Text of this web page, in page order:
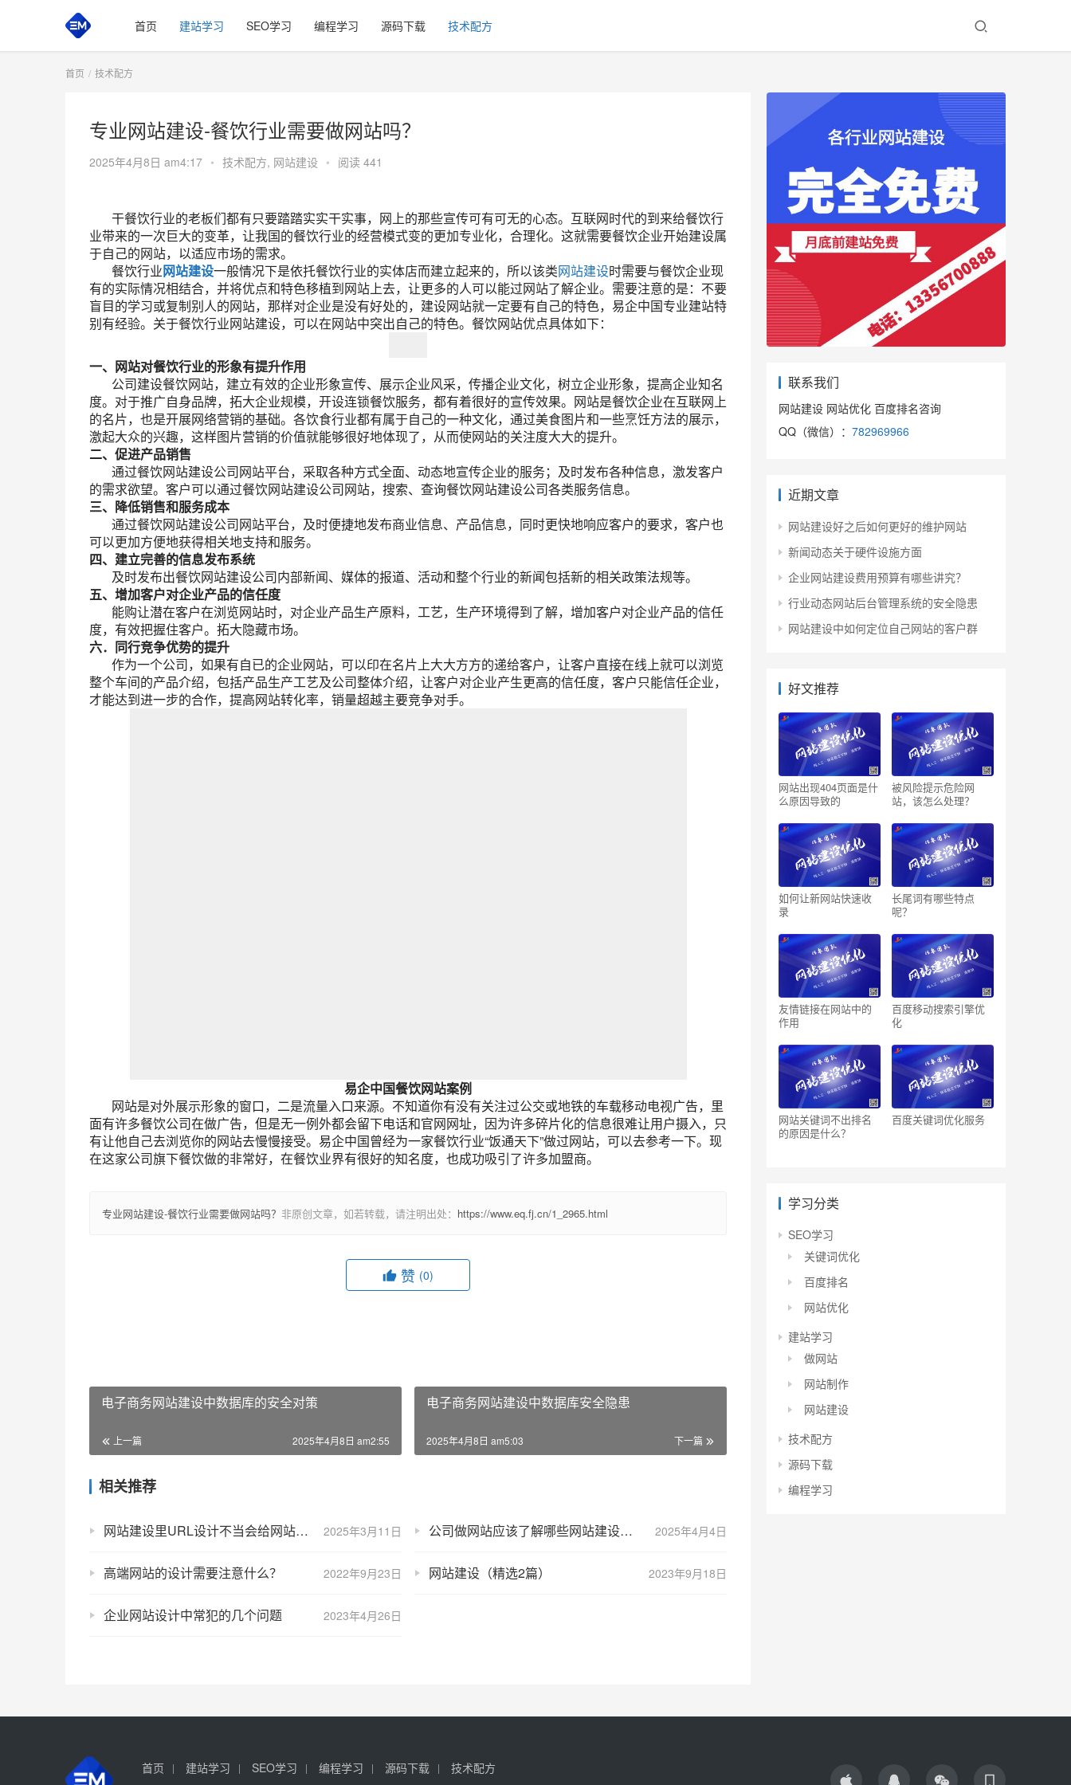
首页 建站学习 SEO学习 编程学习 源码下载 技术配方
首页 技术配方
专业网站建设-餐饮行业需要做网站吗？
2025年4月8日 am4:17 • 技术配方, 网站建设 • 阅读 441
干餐饮行业的老板们都有只要踏踏实实干实事，网上的那些宣传可有可无的心态。互联网时代的到来给餐饮行
业带来的一次巨大的变革，让我国的餐饮行业的经营模式变的更加专业化，合理化。这就需要餐饮企业开始建设属
于自己的网站，以适应市场的需求。
餐饮行业网站建设一般情况下是依托餐饮行业的实体店而建立起来的，所以该类网站建设时需要与餐饮企业现
有的实际情况相结合，并将优点和特色移植到网站上去，让更多的人可以能过网站了解企业。需要注意的是：不要
盲目的学习或复制别人的网站，那样对企业是没有好处的，建设网站就一定要有自己的特色，易企中国专业建站特
别有经验。关于餐饮行业网站建设，可以在网站中突出自己的特色。餐饮网站优点具体如下：
一、网站对餐饮行业的形象有提升作用
公司建设餐饮网站，建立有效的企业形象宣传、展示企业风采，传播企业文化，树立企业形象，提高企业知名
度。对于推广自身品牌，拓大企业规模，开设连锁餐饮服务，都有着很好的宣传效果。网站是餐饮企业在互联网上
的名片，也是开展网络营销的基础。各饮食行业都有属于自己的一种文化，通过美食图片和一些烹饪方法的展示，
激起大众的兴趣，这样图片营销的价值就能够很好地体现了，从而使网站的关注度大大的提升。
二、促进产品销售
通过餐饮网站建设公司网站平台，采取各种方式全面、动态地宣传企业的服务；及时发布各种信息，激发客户
的需求欲望。客户可以通过餐饮网站建设公司网站，搜索、查询餐饮网站建设公司各类服务信息。
三、降低销售和服务成本
通过餐饮网站建设公司网站平台，及时便捷地发布商业信息、产品信息，同时更快地响应客户的要求，客户也
可以更加方便地获得相关地支持和服务。
四、建立完善的信息发布系统
及时发布出餐饮网站建设公司内部新闻、媒体的报道、活动和整个行业的新闻包括新的相关政策法规等。
五、增加客户对企业产品的信任度
能购让潜在客户在浏览网站时，对企业产品生产原料，工艺，生产环境得到了解，增加客户对企业产品的信任
度，有效把握住客户。拓大隐藏市场。
六．同行竞争优势的提升
作为一个公司，如果有自已的企业网站，可以印在名片上大大方方的递给客户，让客户直接在线上就可以浏览
整个车间的产品介绍，包括产品生产工艺及公司整体介绍，让客户对企业产生更高的信任度，客户只能信任企业，
才能达到进一步的合作，提高网站转化率，销量超越主要竞争对手。
易企中国餐饮网站案例
网站是对外展示形象的窗口，二是流量入口来源。不知道你有没有关注过公交或地铁的车载移动电视广告，里
面有许多餐饮公司在做广告，但是无一例外都会留下电话和官网网址，因为许多碎片化的信息很难让用户摄入，只
有让他自己去浏览你的网站去慢慢接受。易企中国曾经为一家餐饮行业“饭通天下”做过网站，可以去参考一下。现
在这家公司旗下餐饮做的非常好，在餐饮业界有很好的知名度，也成功吸引了许多加盟商。
专业网站建设-餐饮行业需要做网站吗？ 非原创文章，如若转载，请注明出处： https://www.eq.fj.cn/1_2965.html
赞 (0)
电子商务网站建设中数据库的安全对策
上一篇 2025年4月8日 am2:55
电子商务网站建设中数据库安全隐患
下一篇
2025年4月8日 am5:03
相关推荐
2025年3月11日
网站建设里URL设计不当会给网站运营带来哪些负面影响？ 2025年4月4日
公司做网站应该了解哪些网站建设知识？
2022年9月23日
高端网站的设计需要注意什么？ 2023年9月18日
网站建设（精选2篇）
2023年4月26日
企业网站设计中常犯的几个问题
联系我们
网站建设 网站优化 百度排名咨询
QQ（微信）： 782969966
近期文章
网站建设好之后如何更好的维护网站
新闻动态关于硬件设施方面
企业网站建设费用预算有哪些讲究？
行业动态网站后台管理系统的安全隐患
网站建设中如何定位自己网站的客户群
好文推荐
网站出现404页面是什
么原因导致的
被风险提示危险网
站，该怎么处理？
如何让新网站快速收
录
长尾词有哪些特点
呢？
友情链接在网站中的
作用
百度移动搜索引擎优
化
网站关键词不出排名
的原因是什么？
百度关键词优化服务
学习分类
SEO学习
关键词优化
百度排名
网站优化
建站学习
做网站
网站制作
网站建设
技术配方
源码下载
编程学习
首页 建站学习 SEO学习 编程学习 源码下载
技术配方